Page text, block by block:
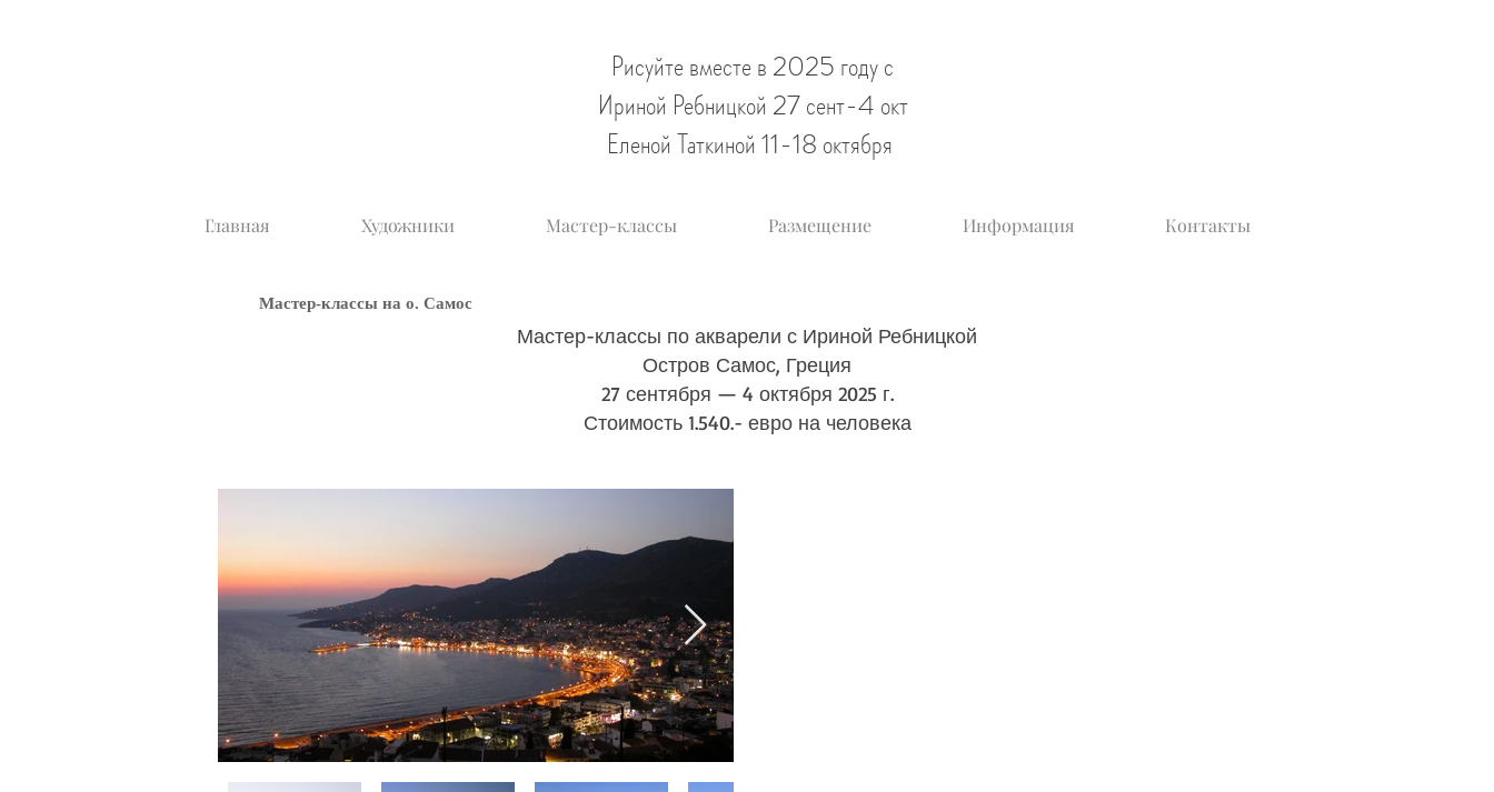
Рисуйте вместе в 2025 году с
Ириной Ребницкой 27 сент-4 окт
Еленой Таткиной 11-18 октября
Главная Художники Мастер-классы Размещение Информация Контакты
Мастер-классы на о. Самос
Мастер-классы по акварели с Ириной Ребницкой
Остров Самос, Греция
27 сентября — 4 октября 2025 г.
Стоимость 1.540.- евро на человека